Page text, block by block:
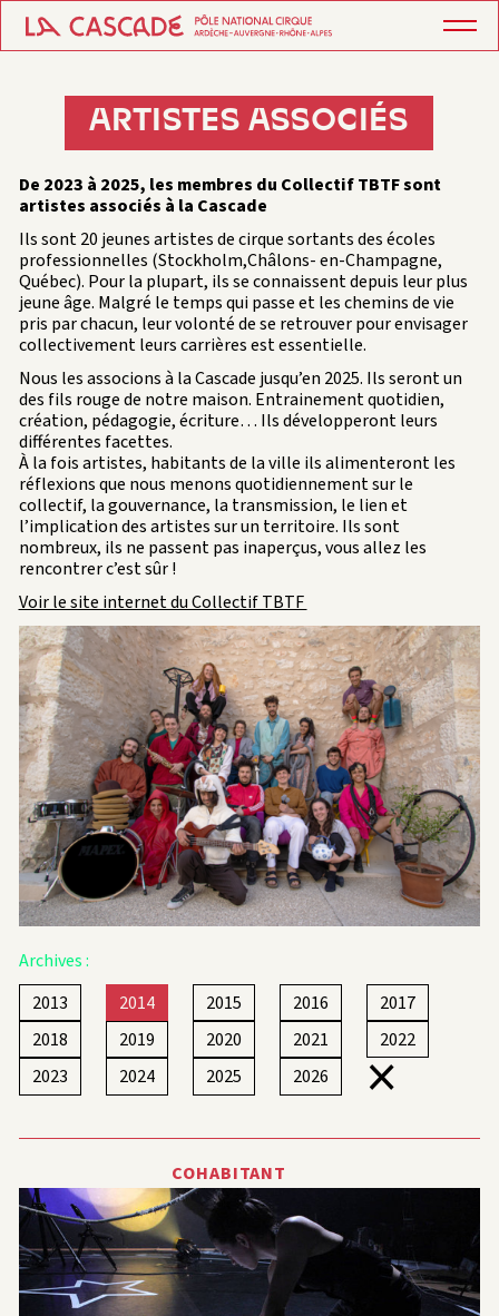
ARTISTES ASSOCIÉS
De 2023 à 2025, les membres du Collectif TBTF sont
artistes associés à la Cascade
Ils sont 20 jeunes artistes de cirque sortants des écoles
professionnelles (Stockholm,Châlons- en-Champagne,
Québec). Pour la plupart, ils se connaissent depuis leur plus
jeune âge. Malgré le temps qui passe et les chemins de vie
pris par chacun, leur volonté de se retrouver pour envisager
collectivement leurs carrières est essentielle.
Nous les associons à la Cascade jusqu’en 2025. Ils seront un
des fils rouge de notre maison. Entrainement quotidien,
création, pédagogie, écriture… Ils développeront leurs
différentes facettes.
À la fois artistes, habitants de la ville ils alimenteront les
réflexions que nous menons quotidiennement sur le
collectif, la gouvernance, la transmission, le lien et
l’implication des artistes sur un territoire. Ils sont
nombreux, ils ne passent pas inaperçus, vous allez les
rencontrer c’est sûr !
Voir le site internet du Collectif TBTF
Archives :
2013
2014 2015 2016
2017
2018
2019 2020 2021
2022
2023
2024 2025 2026 ×
COHABITANT